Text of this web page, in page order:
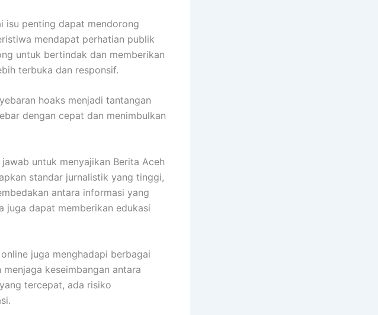
isu penting dapat mendorong
mendapat perhatian publik
untuk bertindak dan memberikan
terbuka dan responsif.
hoaks menjadi tantangan
dengan cepat dan menimbulkan
untuk menyajikan Berita Aceh
standar jurnalistik yang tinggi,
antara informasi yang
juga dapat memberikan edukasi
juga menghadapi berbagai
keseimbangan antara
tercepat, ada risiko